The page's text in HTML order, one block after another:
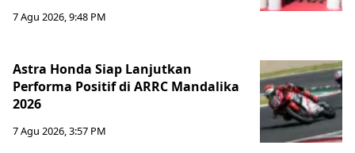
7 Agu 2026, 9:48 PM
Astra Honda Siap Lanjutkan
Performa Positif di ARRC Mandalika
2026
7 Agu 2026, 3:57 PM